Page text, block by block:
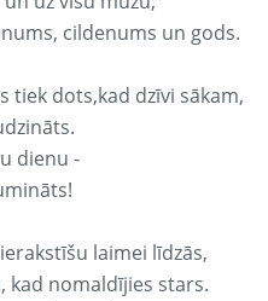
cildenums un gods.
tiek dots,kad dzīvi sākam,
dienu -
laimei līdzās,
kad nomaldījies stars.